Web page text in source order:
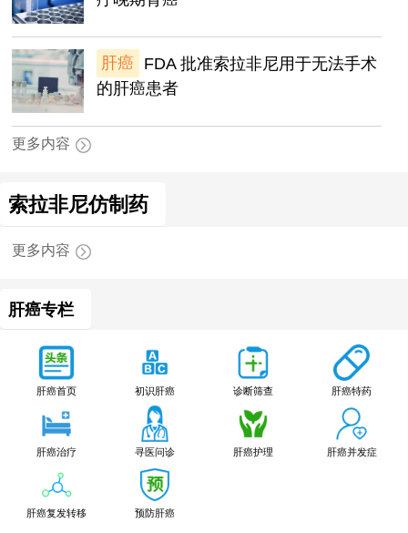
肝癌
FDA 批准索拉非尼用于无法手术
的肝癌患者
更多内容
索拉非尼仿制药
更多内容
肝癌专栏
肝癌首页 初识肝癌 诊断筛查 肝癌特药
肝癌治疗 寻医问诊 肝癌护理 肝癌并发症
肝癌复发转移 预防肝癌